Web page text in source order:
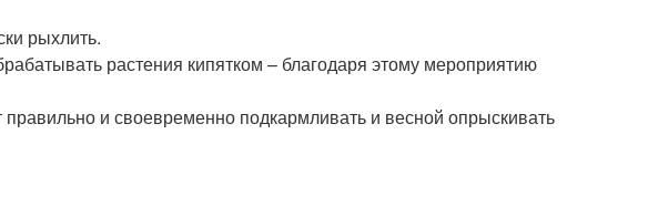
рыхлить.
растения кипятком – благодаря этому мероприятию
правильно и своевременно подкармливать и весной опрыскивать